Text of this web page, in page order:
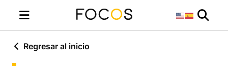
Regresar al inicio